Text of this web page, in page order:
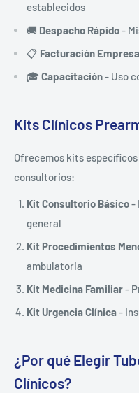
establecidos
🚚 Despacho Rápido-
📋 Facturación
🎓 Capacitación- Uso
Kits Clínicos
Ofrecemos kits
consultorios:
Kit Consultorio Básico-
general
Kit Procedimientos
ambulatoria
Kit Medicina Familiar-
Kit Urgencia Clínica-
¿Por qué Elegir
Clínicos?